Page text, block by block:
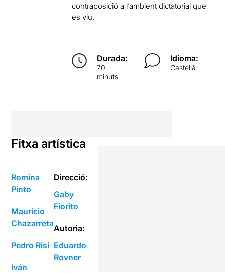
contraposició a l’ambient dictatorial que
es viu.
Durada:
70
minuts
Idioma:
Castellà
Fitxa artística
Romina
Pinto
Mauricio
Chazarreta
Pedro Risi
Iván
Direcció:
Gaby
Fiorito
Autoria:
Eduardo
Rovner